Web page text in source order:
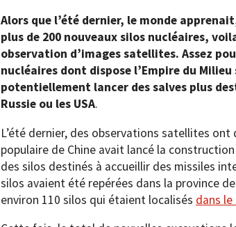
Alors que l’été dernier, le monde
plus de 200 nouveaux silos nucléaires,
observation d’images satellites. Assez
nucléaires dont dispose l’Empire du
potentiellement lancer des salves plus
Russie ou les USA.
L’été dernier, des observations satellites ont
populaire de Chine avait lancé la
des silos destinés à accueillir des missiles
silos avaient été repérées dans la province
environ 110 silos qui étaient localisés dans